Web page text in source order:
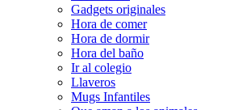
Gadgets originales
Hora de comer
Hora de dormir
Hora del baño
Ir al colegio
Llaveros
Mugs Infantiles